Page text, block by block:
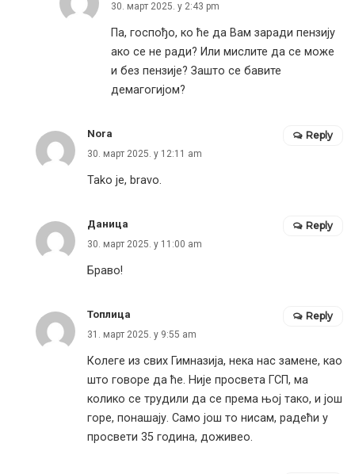
30. март 2025. у 2:43 pm
Па, госпођо, ко ће да Вам заради пензију
ако се не ради? Или мислите да се може
и без пензије? Зашто се бавите
демагогијом?
Nora
30. март 2025. у 12:11 am
Tako je, bravo.
Reply
Даница
30. март 2025. у 11:00 am
Браво!
Reply
Топлица
31. март 2025. у 9:55 am
Колеге из свих Гимназија, нека нас замене, као
што говоре да ће. Није просвета ГСП, ма
колико се трудили да се према њој тако, и још
горе, понашају. Само још то нисам, радећи у
просвети 35 година, доживео.
Reply